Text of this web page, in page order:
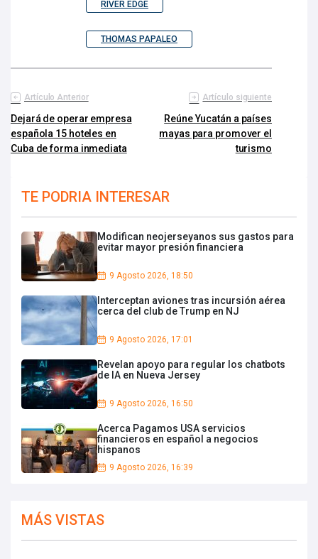
RIVER EDGE
THOMAS PAPALEO
Artículo Anterior
Dejará de operar empresa
española 15 hoteles en
Cuba de forma inmediata
Artículo siguiente
Reúne Yucatán a países
mayas para promover el
turismo
TE PODRIA INTERESAR
Modifican neojerseyanos sus gastos para
evitar mayor presión financiera
9 Agosto 2026, 18:50
Interceptan aviones tras incursión aérea
cerca del club de Trump en NJ
9 Agosto 2026, 17:01
Revelan apoyo para regular los chatbots
de IA en Nueva Jersey
9 Agosto 2026, 16:50
Acerca Pagamos USA servicios
financieros en español a negocios
hispanos
9 Agosto 2026, 16:39
MÁS VISTAS